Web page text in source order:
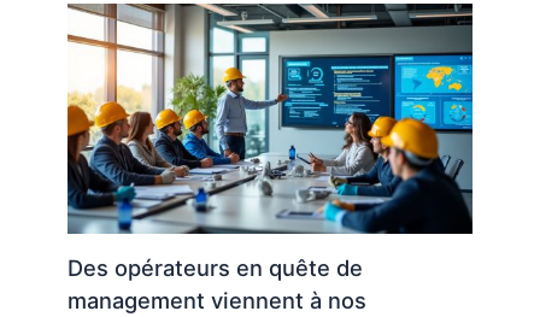
Des opérateurs en quête de
management viennent à nos